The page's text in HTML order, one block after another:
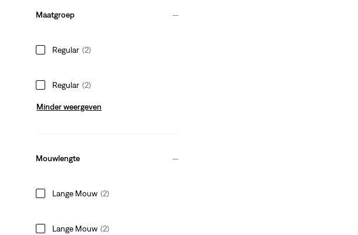
Maatgroep
Regular (2)
Regular (2)
Minder weergeven
Mouwlengte
Lange Mouw (2)
Lange Mouw (2)